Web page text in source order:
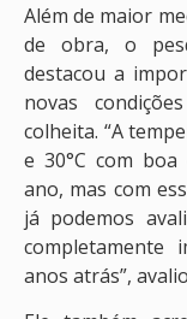
Além de maior
de obra, o
destacou a
novas
colheita. “A
e 30°C com
ano, mas com
já podemos
completamente
anos atrás”,